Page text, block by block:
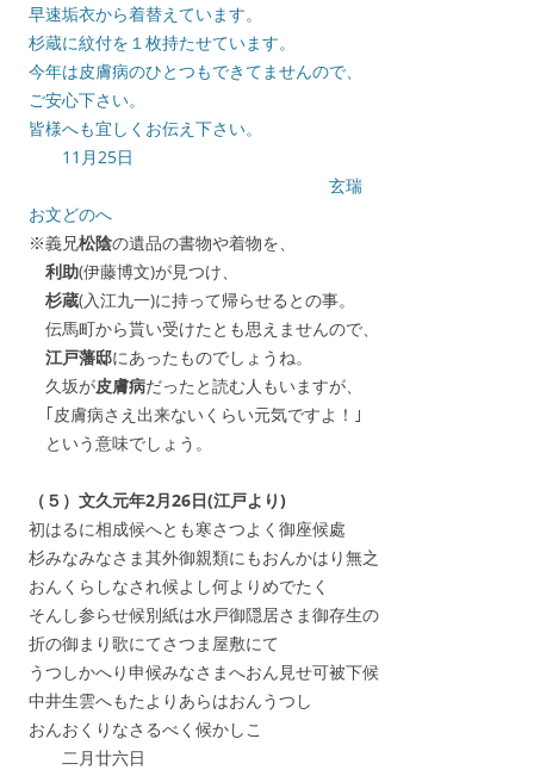
早速垢衣から着替えています。
杉蔵に紋付を１枚持たせています。
今年は皮膚病のひとつもできてませんので、
ご安心下さい。
皆様へも宜しくお伝え下さい。
11月25日
玄瑞
お文どのへ
※義兄松陰の遺品の書物や着物を、
利助(伊藤博文)が見つけ、
杉蔵(入江九一)に持って帰らせるとの事。
伝馬町から貰い受けたとも思えませんので、
江戸藩邸にあったものでしょうね。
久坂が皮膚病だったと読む人もいますが、
｢皮膚病さえ出来ないくらい元気ですよ！｣
という意味でしょう。
（５）文久元年2月26日(江戸より)
初はるに相成候へとも寒さつよく御座候處
杉みなみなさま其外御親類にもおんかはり無之
おんくらしなされ候よし何よりめでたく
そんし参らせ候別紙は水戸御隠居さま御存生の
折の御まり歌にてさつま屋敷にて
うつしかへり申候みなさまへおん見せ可被下候
中井生雲へもたよりあらはおんうつし
おんおくりなさるべく候かしこ
二月廿六日